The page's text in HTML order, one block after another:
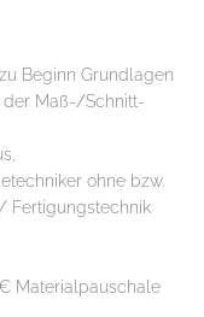
Beginn Grundlagen
der Maß-/Schnitt-
ohne bzw.
Fertigungstechnik
Materialpauschale